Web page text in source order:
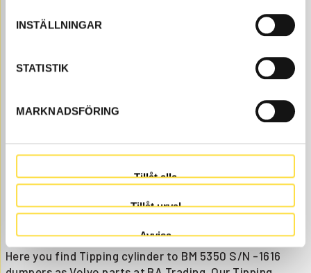
INSTÄLLNINGAR
STATISTIK
MARKNADSFÖRING
Tillåt alla
Tillåt urval
Avvisa
LINK BEARING
LA679 Item no.183679
Åtgår
239.00
Web stock NEEDED
BUY
Here you find Tipping cylinder to BM 5350 S/N -1616